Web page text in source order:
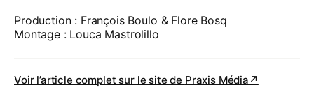
Production : François Boulo & Flore Bosq
Montage : Louca Mastrolillo
Voir l’article complet sur le site de Praxis Média ↗